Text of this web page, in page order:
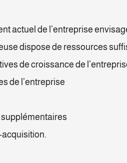
actuel de l’entreprise
dispose de ressources
de croissance de
de l’entreprise
supplémentaires
acquisition.